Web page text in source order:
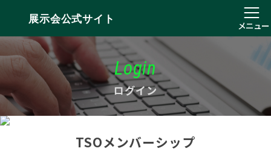
展示会公式サイト
メニュー
Login
ログイン
TSOメンバーシップ